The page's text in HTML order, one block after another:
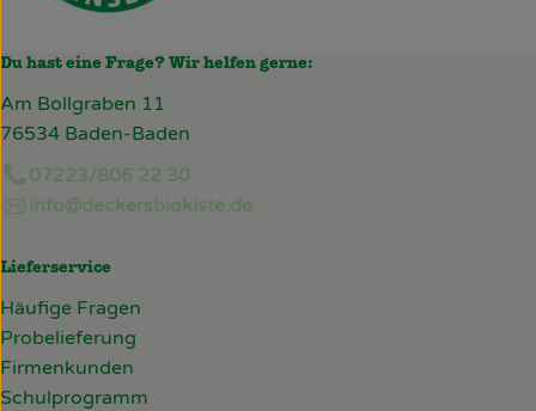
Du hast eine Frage? Wir helfen gerne:
Am Bollgraben 11
76534 Baden-Baden
07223/806 22 30
info@deckersbiokiste.de
Lieferservice
Häufige Fragen
Probelieferung
Firmenkunden
Schulprogramm